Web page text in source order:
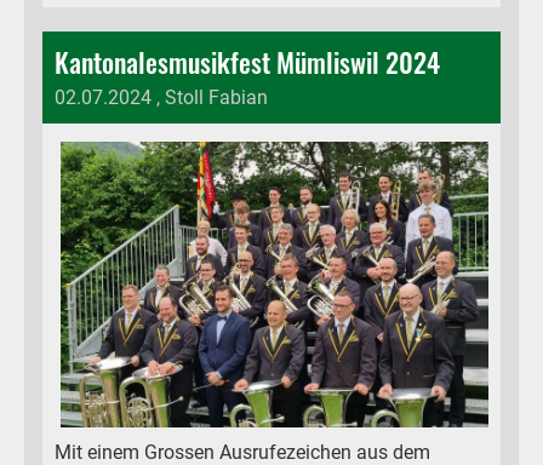
Kantonalesmusikfest Mümliswil 2024
02.07.2024 , Stoll Fabian
Mit einem Grossen Ausrufezeichen aus dem